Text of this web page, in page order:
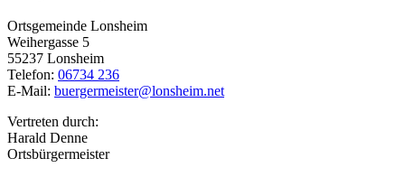
Ortsgemeinde Lonsheim
Weihergasse 5
55237 Lonsheim
Telefon: 06734 236
E-Mail: buergermeister@lonsheim.net
Vertreten durch:
Harald Denne
Ortsbürgermeister